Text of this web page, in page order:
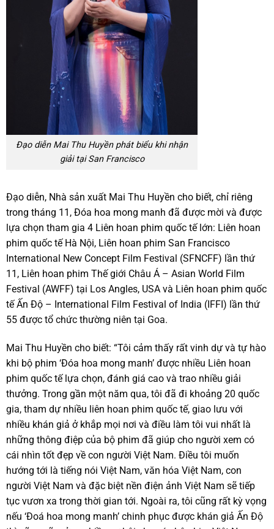
Đạo diễn Mai Thu Huyền phát biểu khi nhận
giải tại San Francisco
Đạo diễn, Nhà sản xuất Mai Thu Huyền cho biết, chỉ riêng
trong tháng 11, Đóa hoa mong manh đã được mời và được
lựa chọn tham gia 4 Liên hoan phim quốc tế lớn: Liên hoan
phim quốc tế Hà Nội, Liên hoan phim San Francisco
International New Concept Film Festival (SFNCFF) lần thứ
11, Liên hoan phim Thế giới Châu Á – Asian World Film
Festival (AWFF) tại Los Angles, USA và Liên hoan phim quốc
tế Ấn Độ – International Film Festival of India (IFFI) lần thứ
55 được tổ chức thường niên tại Goa.
Mai Thu Huyền cho biết: “Tôi cảm thấy rất vinh dự và tự hào
khi bộ phim ‘Đóa hoa mong manh’ được nhiều Liên hoan
phim quốc tế lựa chọn, đánh giá cao và trao nhiều giải
thưởng. Trong gần một năm qua, tôi đã đi khoảng 20 quốc
gia, tham dự nhiều liên hoan phim quốc tế, giao lưu với
nhiều khán giả ở khắp mọi nơi và điều làm tôi vui nhất là
những thông điệp của bộ phim đã giúp cho người xem có
cái nhìn tốt đẹp về con người Việt Nam. Điều tôi muốn
hướng tới là tiếng nói Việt Nam, văn hóa Việt Nam, con
người Việt Nam và đặc biệt nền điện ảnh Việt Nam sẽ tiếp
tục vươn xa trong thời gian tới. Ngoài ra, tôi cũng rất kỳ vọng
nếu ‘Đoá hoa mong manh’ chinh phục được khán giả Ấn Độ